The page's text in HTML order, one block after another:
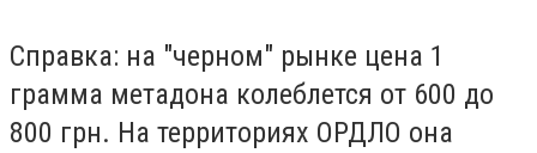
Справка: на "черном" рынке цена 1
грамма метадона колеблется от 600 до
800 грн. На территориях ОРДЛО она